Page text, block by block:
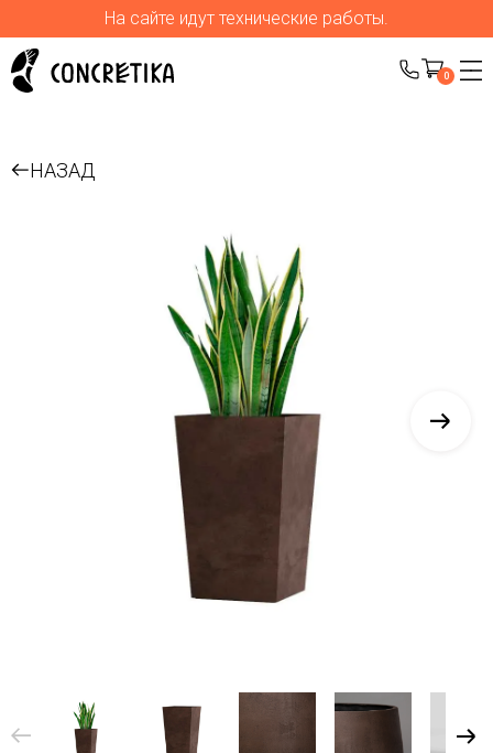
На сайте идут технические работы.
0
НАЗАД